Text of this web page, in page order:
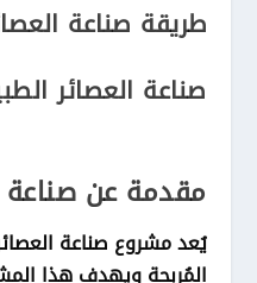
طريقة صناعة
صناعة العصائر
مقدمة عن صناعة
يُعد مشروع صناعة
المُربحة ويهدف هذا